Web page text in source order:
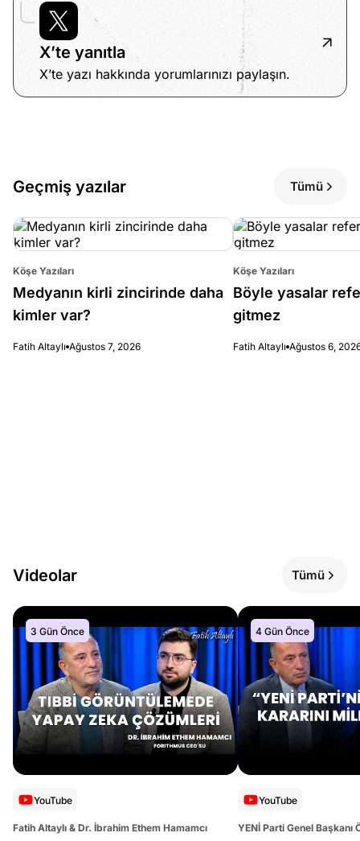
X’te yanıtla
X’te yazı hakkında yorumlarınızı paylaşın.
Geçmiş yazılar Tümü
Köşe Yazıları
Medyanın kirli zincirinde daha
kimler var?
Fatih Altaylı Ağustos 7, 2026
Köşe Yazıları
Böyle yasalar
gitmez
Fatih Altaylı Ağustos 6,
Videolar Tümü
3 Gün Önce
YouTube
Fatih Altaylı & Dr. İbrahim Ethem Hamamcı
4 Gün Önce
YouTube
YENİ Parti Genel Başkanı